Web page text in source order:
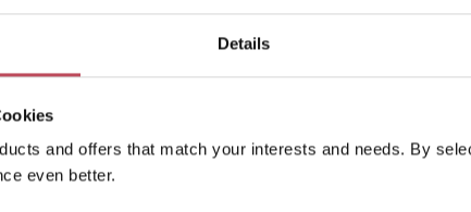
Details
and offers that match your interests and needs. By
even better.
auchÄhnliche ProdukteKunden haben sich ebenfalls